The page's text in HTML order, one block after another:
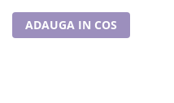
ADAUGA IN COS